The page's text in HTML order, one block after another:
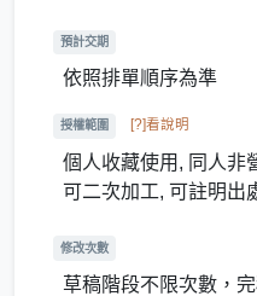
預計交期
依照排單順序為準
授權範圍 [?]看說明
個人收藏使用, 同人非
可二次加工, 可註明出
修改次數
草稿階段不限次數，